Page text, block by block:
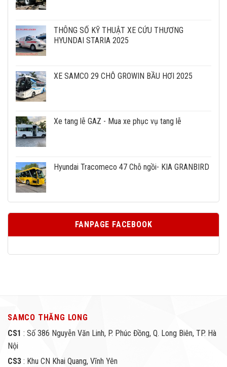
THÔNG SỐ KỸ THUẬT XE CỨU THƯƠNG
HYUNDAI STARIA 2025
XE SAMCO 29 CHỖ GROWIN BẦU HƠI 2025
Xe tang lễ GAZ - Mua xe phục vụ tang lễ
Hyundai Tracomeco 47 Chỗ ngồi- KIA GRANBIRD
FANPAGE FACEBOOK
SAMCO THĂNG LONG
CS1 : Số 386 Nguyễn Văn Linh, P. Phúc Đồng, Q. Long Biên, TP. Hà
Nội
CS3 : Khu CN Khai Quang, Vĩnh Yên